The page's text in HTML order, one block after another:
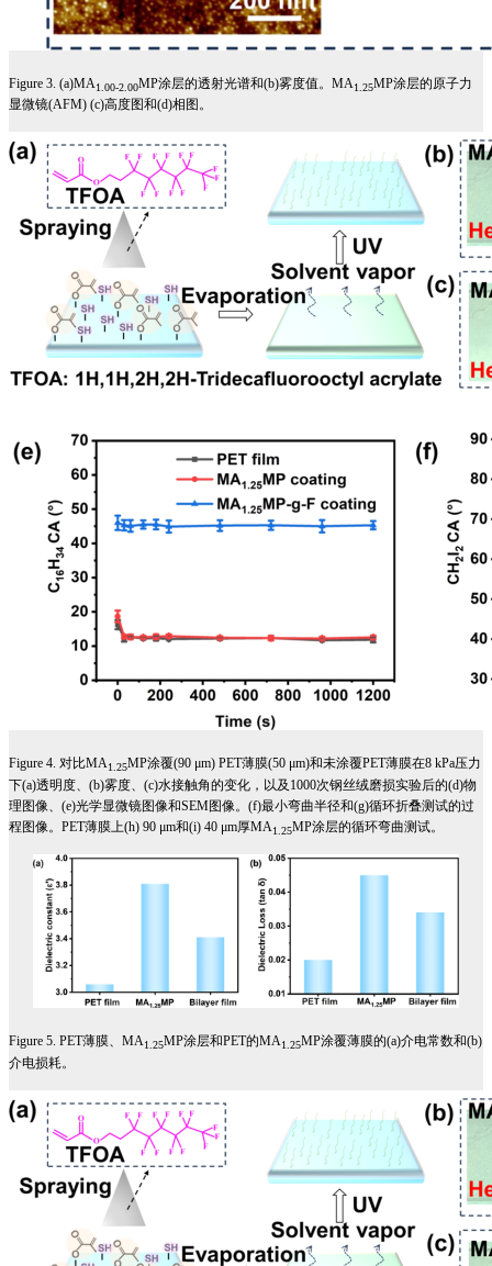
Figure 3. (a)MA1.00-2.00MP涂层的透射光谱和(b)雾度值。 MA1.25MP涂层的原子力
显微镜(AFM) (c)高度图和(d)相图。
Figure 4. 对比MA1.25MP涂覆(90 μm) PET薄膜(50 μm)和未涂覆PET薄膜在8 kPa压力
下(a)透明度、 (b)雾度、 (c)水接触角的变化，以及 1000次钢丝绒磨损实验后的(d)物
理图像、 (e)光学显微镜图像和SEM图像。 (f)最小弯曲半径和(g)循环折叠测试的过
程图像。 PET薄膜上(h) 90 μm和(i) 40 μm厚MA1.25MP涂层的循环弯曲测试。
Figure 5. PET薄膜、 MA1.25MP涂层和PET的MA1.25MP涂覆薄膜的(a)介电常数和(b)
介电损耗。